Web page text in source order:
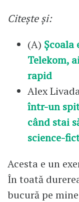
Citește și:
(A) Școala
Telekom,
rapid
Alex
într-un
când stai
science-
Acesta e un
În toată
bucură pe